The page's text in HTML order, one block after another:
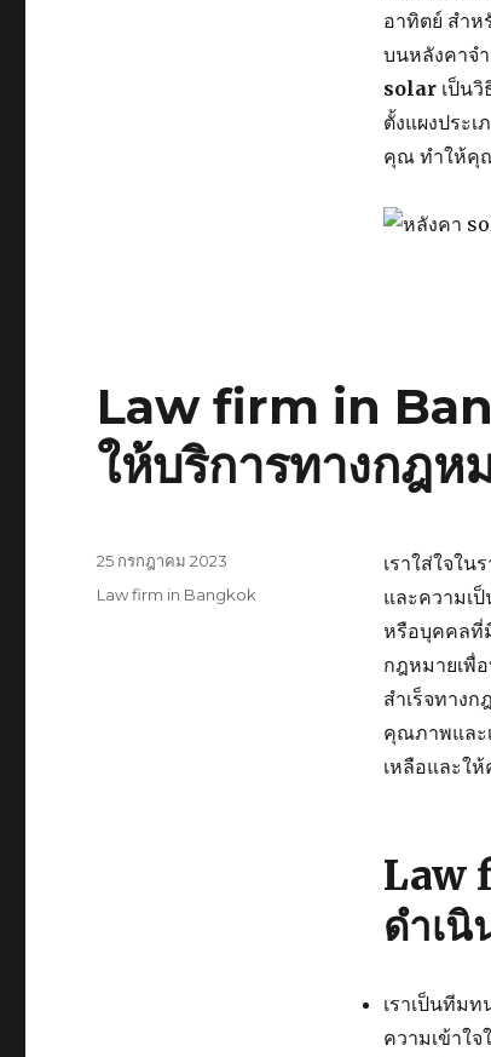
อาทิตย์ สำห
บนหลังคาจ
solarเป็นวิ
ตั้งแผงประ
คุณ ทำให้คุ
Law firm in
ให้บริการทางกฎห
เราใส่ใจใ
และความเ
หรือบุคคลที่
กฎหมายเพื่
สำเร็จทาง
คุณภาพและ
เหลือและใ
Law
ดำเนิ
เราเป็นทีม
ความเข้าใ
เขียน
25 กรกฎาคม 2023
หมวด
Law firm in Bangkok